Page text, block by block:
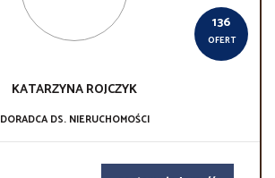
136
OFERT
KATARZYNAROJCZYK
DORADCA DS. NIERUCHOMOŚCI